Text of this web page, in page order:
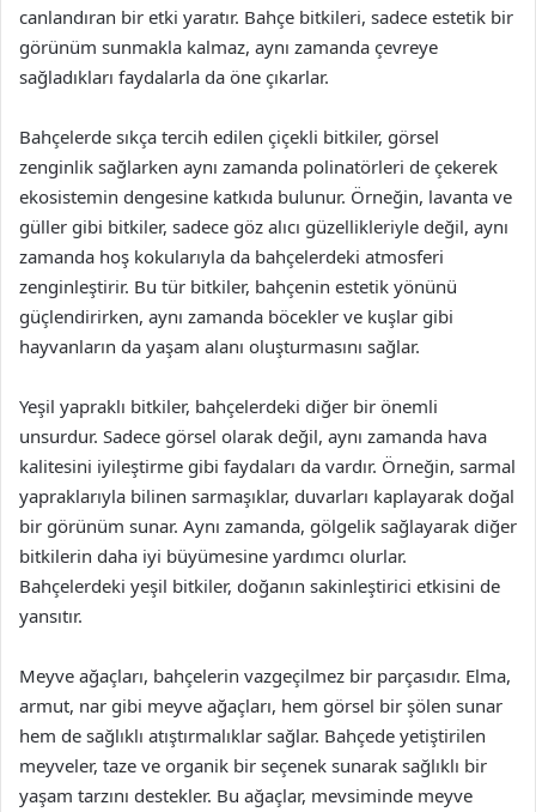
canlandıran bir etki yaratır. Bahçe bitkileri, sadece estetik bir
görünüm sunmakla kalmaz, aynı zamanda çevreye
sağladıkları faydalarla da öne çıkarlar.
Bahçelerde sıkça tercih edilen çiçekli bitkiler, görsel
zenginlik sağlarken aynı zamanda polinatörleri de çekerek
ekosistemin dengesine katkıda bulunur. Örneğin, lavanta ve
güller gibi bitkiler, sadece göz alıcı güzellikleriyle değil, aynı
zamanda hoş kokularıyla da bahçelerdeki atmosferi
zenginleştirir. Bu tür bitkiler, bahçenin estetik yönünü
güçlendirirken, aynı zamanda böcekler ve kuşlar gibi
hayvanların da yaşam alanı oluşturmasını sağlar.
Yeşil yapraklı bitkiler, bahçelerdeki diğer bir önemli
unsurdur. Sadece görsel olarak değil, aynı zamanda hava
kalitesini iyileştirme gibi faydaları da vardır. Örneğin, sarmal
yapraklarıyla bilinen sarmaşıklar, duvarları kaplayarak doğal
bir görünüm sunar. Aynı zamanda, gölgelik sağlayarak diğer
bitkilerin daha iyi büyümesine yardımcı olurlar.
Bahçelerdeki yeşil bitkiler, doğanın sakinleştirici etkisini de
yansıtır.
Meyve ağaçları, bahçelerin vazgeçilmez bir parçasıdır. Elma,
armut, nar gibi meyve ağaçları, hem görsel bir şölen sunar
hem de sağlıklı atıştırmalıklar sağlar. Bahçede yetiştirilen
meyveler, taze ve organik bir seçenek sunarak sağlıklı bir
yaşam tarzını destekler. Bu ağaçlar, mevsiminde meyve